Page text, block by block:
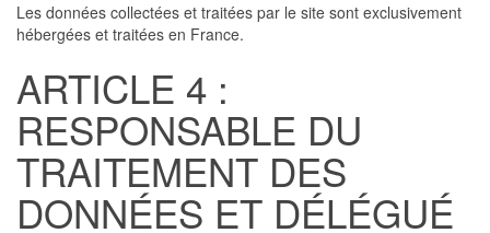
Les données collectées et traitées par le site sont exclusivement
hébergées et traitées en France.
ARTICLE 4 :
RESPONSABLE DU
TRAITEMENT DES
DONNÉES ET DÉLÉGUÉ